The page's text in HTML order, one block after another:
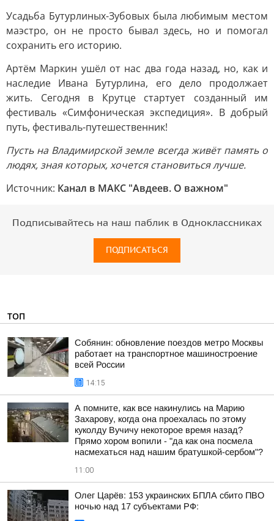
Усадьба Бутурлиных-Зубовых была любимым местом
маэстро, он не просто бывал здесь, но и помогал
сохранить его историю.
Артём Маркин ушёл от нас два года назад, но, как и
наследие Ивана Бутурлина, его дело продолжает
жить. Сегодня в Крутце стартует созданный им
фестиваль «Симфоническая экспедиция». В добрый
путь, фестиваль-путешественник!
Пусть на Владимирской земле всегда живёт память о
людях, зная которых, хочется становиться лучше.
Источник: Канал в МАКС "Авдеев. О важном"
Подписывайтесь на наш паблик в Одноклассниках
ПОДПИСАТЬСЯ
ТОП
Собянин: обновление поездов метро Москвы
работает на транспортное машиностроение
всей России
14:15
А помните, как все накинулись на Марию
Захарову, когда она проехалась по этому
куколду Вучичу некоторое время назад?
Прямо хором вопили - "да как она посмела
насмехаться над нашим братушкой-сербом"?
11:00
Олег Царёв: 153 украинских БПЛА сбито ПВО
ночью над 17 субъектами РФ: